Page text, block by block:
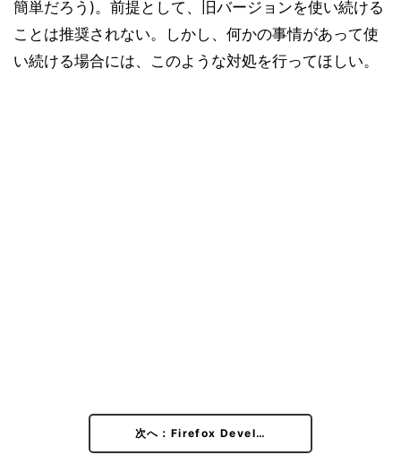
簡単だろう)。前提として、旧バージョンを使い続ける
ことは推奨されない。しかし、何かの事情があって使
い続ける場合には、このような対処を行ってほしい。
次へ：Firefox Devel…